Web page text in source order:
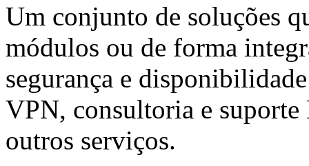
Um conjunto de soluções
módulos ou de forma
segurança e
VPN, consultoria e
outros serviços.